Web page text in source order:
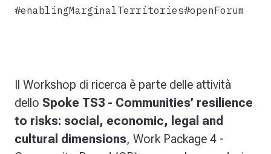
#enablingMarginalTerritories#openForum
Il Workshop di ricerca è parte delle attività
dello Spoke TS3 - Communities’ resilience
to risks: social, economic, legal and
cultural dimensions, Work Package 4 -